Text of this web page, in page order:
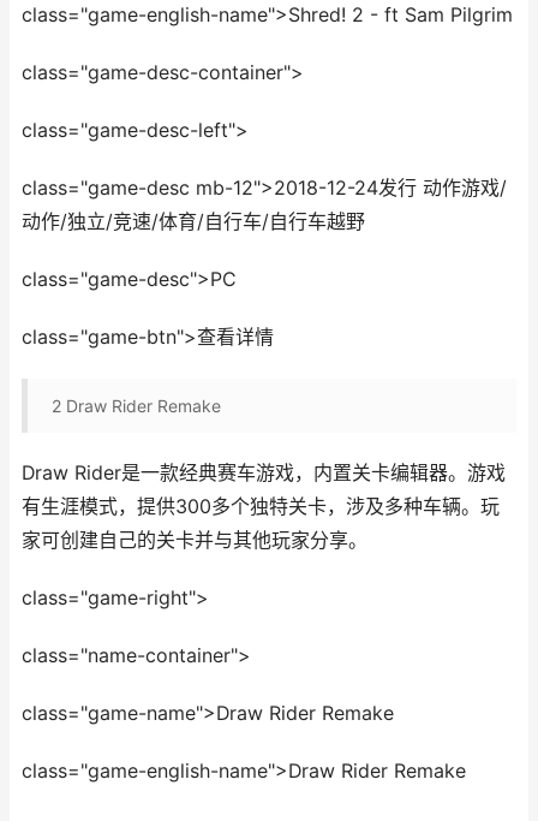
class="game-english-name">Shred! 2 - ft Sam Pilgrim
class="game-desc-container">
class="game-desc-left">
class="game-desc mb-12">2018-12-24发行 动作游戏/
动作/独立/竞速/体育/自行车/自行车越野
class="game-desc">PC
class="game-btn">查看详情
2 Draw Rider Remake
Draw Rider是一款经典赛车游戏，内置关卡编辑器。游戏
有生涯模式，提供300多个独特关卡，涉及多种车辆。玩
家可创建自己的关卡并与其他玩家分享。
class="game-right">
class="name-container">
class="game-name">Draw Rider Remake
class="game-english-name">Draw Rider Remake